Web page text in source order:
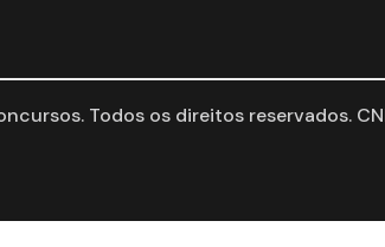
Todos os direitos reservados.